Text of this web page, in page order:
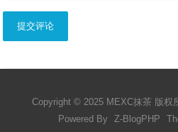
提交评论
Copyright © 2025 MEXC抹茶 版权
Powered By
Z-BlogPHP